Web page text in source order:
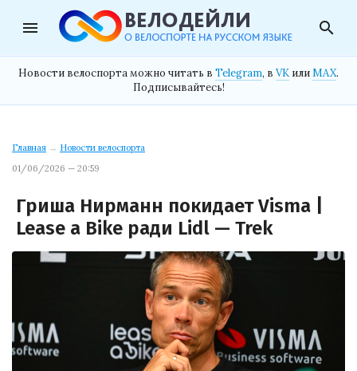
menu search
Новости велоспорта можно читать в Telegram, в VK илиMAX.
Подписывайтесь!
Главная → Новости велоспорта
01/06/2026 — 20:59
Гриша Нирманн покидает Visma |
Lease a Bike ради Lidl — Trek